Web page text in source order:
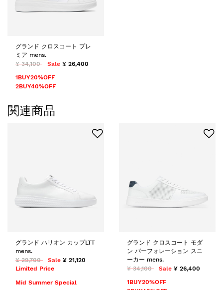
グランド クロスコート プレ
ミア mens.
¥ 34,100
Sale ¥ 26,400
1BUY20%OFF
2BUY40%OFF
関連商品
グランド ハリオン カップLTT
mens.
¥ 29,700
Sale ¥ 21,120
Limited Price
Mid Summer Special
グランド クロスコート モダ
ン パーフォレーション スニ
ーカー mens.
¥ 34,100
Sale ¥ 26,400
1BUY20%OFF